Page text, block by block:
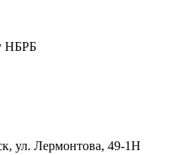
НБРБ
ул. Лермонтова, 49-1Н